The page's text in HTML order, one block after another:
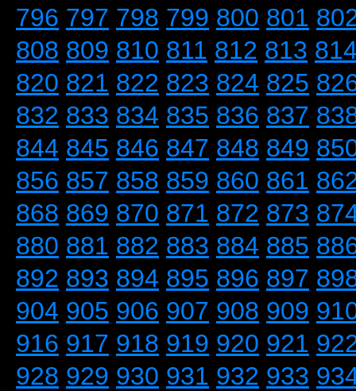
796 797 798 799 800 801
808 809 810 811 812 813
820 821 822 823 824 825
832 833 834 835 836 837
844 845 846 847 848 849
856 857 858 859 860 861
868 869 870 871 872 873
880 881 882 883 884 885
892 893 894 895 896 897
904 905 906 907 908 909
916 917 918 919 920 921
928 929 930 931 932 933